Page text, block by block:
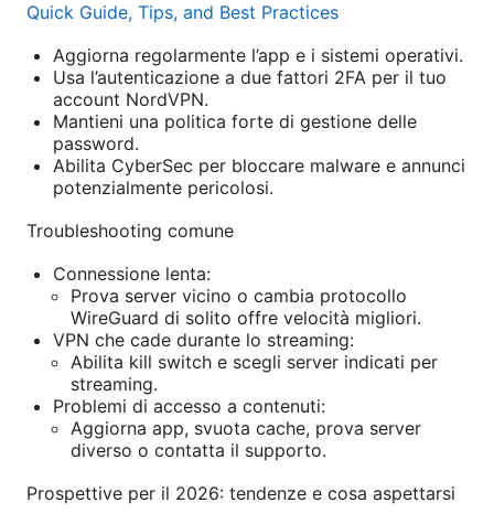
Quick Guide, Tips, and Best Practices
Aggiorna regolarmente l’app e i sistemi operativi.
Usa l’autenticazione a due fattori 2FA per il tuo
account NordVPN.
Mantieni una politica forte di gestione delle
password.
Abilita CyberSec per bloccare malware e annunci
potenzialmente pericolosi.
Troubleshooting comune
Connessione lenta:
Prova server vicino o cambia protocollo
WireGuard di solito offre velocità migliori.
VPN che cade durante lo streaming:
Abilita kill switch e scegli server indicati per
streaming.
Problemi di accesso a contenuti:
Aggiorna app, svuota cache, prova server
diverso o contatta il supporto.
Prospettive per il 2026: tendenze e cosa aspettarsi